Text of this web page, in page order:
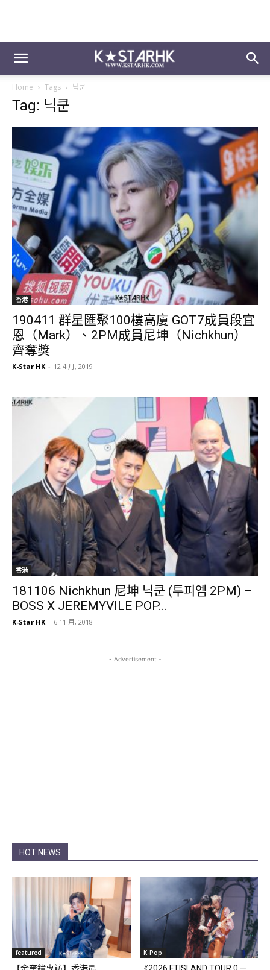
Home Tags 닉쿤
Tag: 닉쿤
香港
190411 群星匯聚100樓高廈 GOT7成員段宜
恩（Mark）、2PM成員尼坤（Nichkhun）
齊奪獎
K-Star HK - 12 4 月, 2019
香港
181106 Nichkhun 尼坤 닉쿤 (투피엠 2PM) –
BOSS X JEREMYVILE POP...
K-Star HK - 6 11 月, 2018
- Advertisement -
HOT NEWS
featured K-Pop